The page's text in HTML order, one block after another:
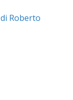
Roberto